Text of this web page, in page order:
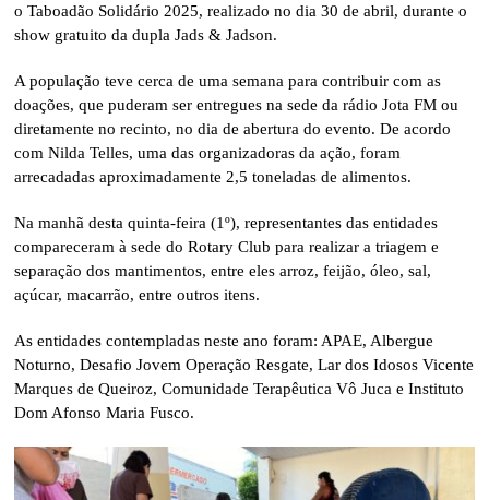
o Taboadão Solidário 2025, realizado no dia 30 de abril, durante o
show gratuito da dupla Jads & Jadson.
A população teve cerca de uma semana para contribuir com as
doações, que puderam ser entregues na sede da rádio Jota FM ou
diretamente no recinto, no dia de abertura do evento. De acordo
com Nilda Telles, uma das organizadoras da ação, foram
arrecadadas aproximadamente 2,5 toneladas de alimentos.
Na manhã desta quinta-feira (1º), representantes das entidades
compareceram à sede do Rotary Club para realizar a triagem e
separação dos mantimentos, entre eles arroz, feijão, óleo, sal,
açúcar, macarrão, entre outros itens.
As entidades contempladas neste ano foram: APAE, Albergue
Noturno, Desafio Jovem Operação Resgate, Lar dos Idosos Vicente
Marques de Queiroz, Comunidade Terapêutica Vô Juca e Instituto
Dom Afonso Maria Fusco.